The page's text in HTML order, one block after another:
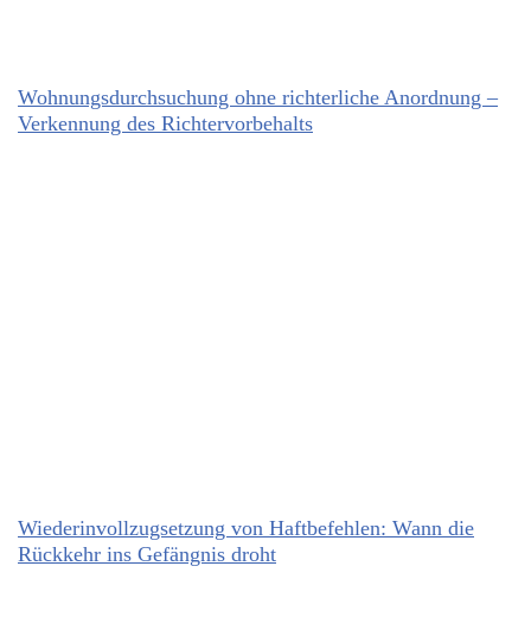
Wohnungsdurchsuchung ohne richterliche Anordnung –
Verkennung des Richtervorbehalts
Wiederinvollzugsetzung von Haftbefehlen: Wann die
Rückkehr ins Gefängnis droht